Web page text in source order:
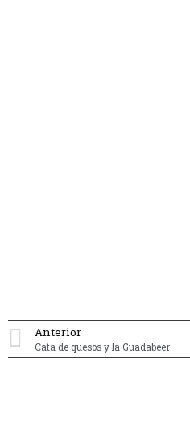
Anterior
Cata de quesos y la Guadabeer